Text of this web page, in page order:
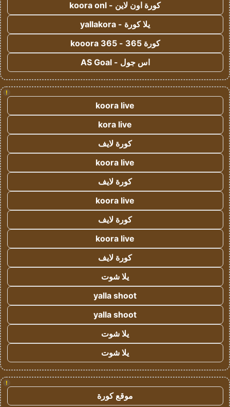
كورة اون لاين - koora onl
يلا كورة - yallakora
كورة 365 - kooora 365
اس جول - AS Goal
!
koora live
kora live
كورة لايف
koora live
كورة لايف
koora live
كورة لايف
koora live
كورة لايف
يلا شوت
yalla shoot
yalla shoot
يلا شوت
يلا شوت
!
موقع كورة